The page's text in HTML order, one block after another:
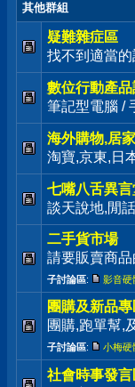
其他群組
疑難雜症區
找不到適當
數位行動產
筆記型電腦 /
海外購物,居
淘寶,京東,日
七嘴八舌異言
談天說地,閒
二手貨市場
請要販賣商
子討論區: 影音硬
團購及新品
團購,跑單幫,
子討論區: 小梅硬
社會時事發言